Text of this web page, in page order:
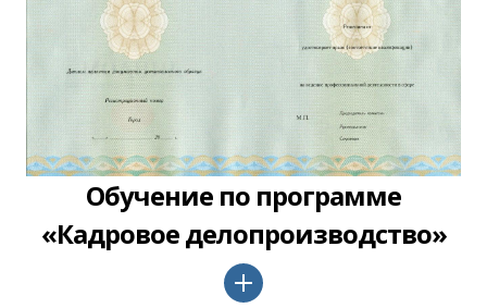
Обучение по программе
«Кадровое делопроизводство»